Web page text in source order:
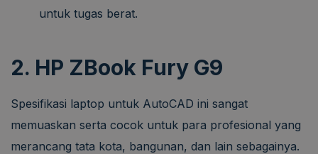
untuk tugas berat.
2. HP ZBook Fury G9
Spesifikasi laptop untuk AutoCAD ini sangat
memuaskan serta cocok untuk para profesional yang
merancang tata kota, bangunan, dan lain sebagainya.